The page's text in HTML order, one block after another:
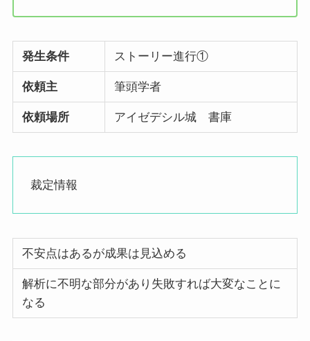
発生条件 ストーリー進行①
依頼主 筆頭学者
依頼場所 アイゼデシル城 書庫
裁定情報
不安点はあるが成果は見込める
解析に不明な部分があり失敗すれば大変なことに
なる